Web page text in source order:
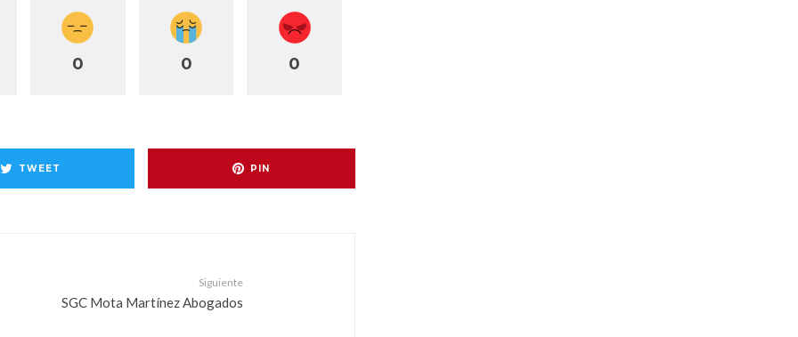
0 0 0
TWEET PIN
Siguiente
SGC Mota Martínez Abogados